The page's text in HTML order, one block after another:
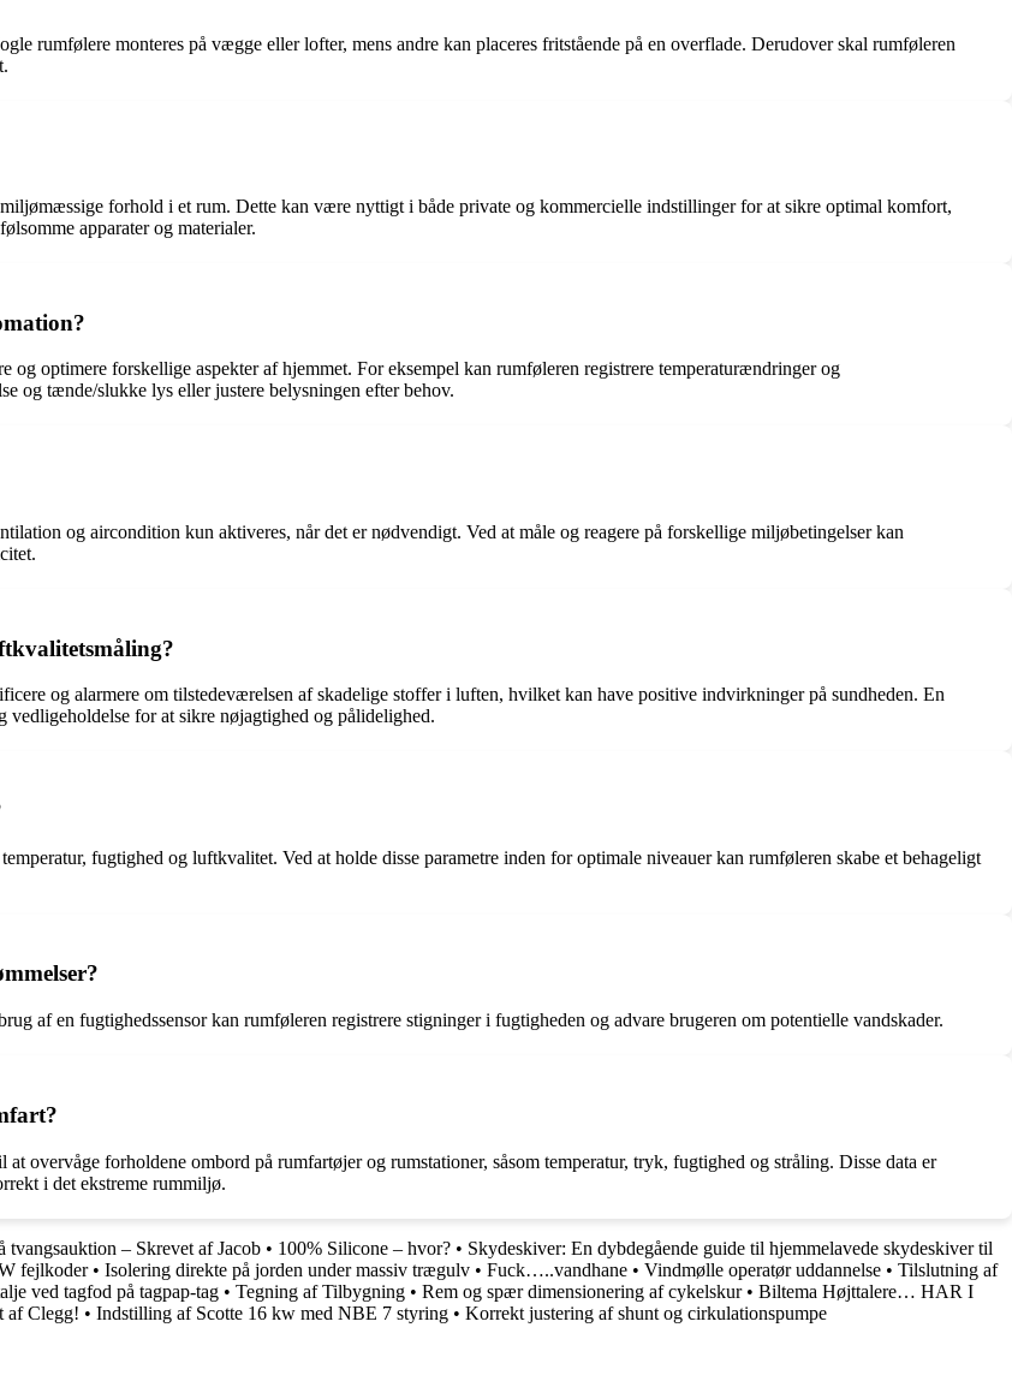
rumfølere monteres på vægge eller lofter, mens andre kan placeres fritstående på en overflade. Derudover skal rumføleren
forhold i et rum. Dette kan være nyttigt i både private og kommercielle indstillinger for at sikre optimal komfort,
apparater og materialer.
og optimere forskellige aspekter af hjemmet. For eksempel kan rumføleren registrere temperaturændringer og
og tænde/slukke lys eller justere belysningen efter behov.
og aircondition kun aktiveres, når det er nødvendigt. Ved at måle og reagere på forskellige miljøbetingelser kan
og alarmere om tilstedeværelsen af skadelige stoffer i luften, hvilket kan have positive indvirkninger på sundheden. En
for at sikre nøjagtighed og pålidelighed.
fugtighed og luftkvalitet. Ved at holde disse parametre inden for optimale niveauer kan rumføleren skabe et behageligt
af en fugtighedssensor kan rumføleren registrere stigninger i fugtigheden og advare brugeren om potentielle vandskader.
overvåge forholdene ombord på rumfartøjer og rumstationer, såsom temperatur, tryk, fugtighed og stråling. Disse data er
i det ekstreme rummiljø.
tvangsauktion – Skrevet af Jacob • 100% Silicone – hvor? • Skydeskiver: En dybdegående guide til hjemmelavede skydeskiver til
fejlkoder• Isolering direkte på jorden under massiv trægulv • Fuck…..vandhane • Vindmølle operatør uddannelse • Tilslutning af
ved tagfod på tagpap-tag • Tegning af Tilbygning • Rem og spær dimensionering af cykelskur• Biltema Højttalere… HAR I
af Clegg! • Indstilling af Scotte 16 kw med NBE 7 styring • Korrekt justering af shunt og cirkulationspumpe